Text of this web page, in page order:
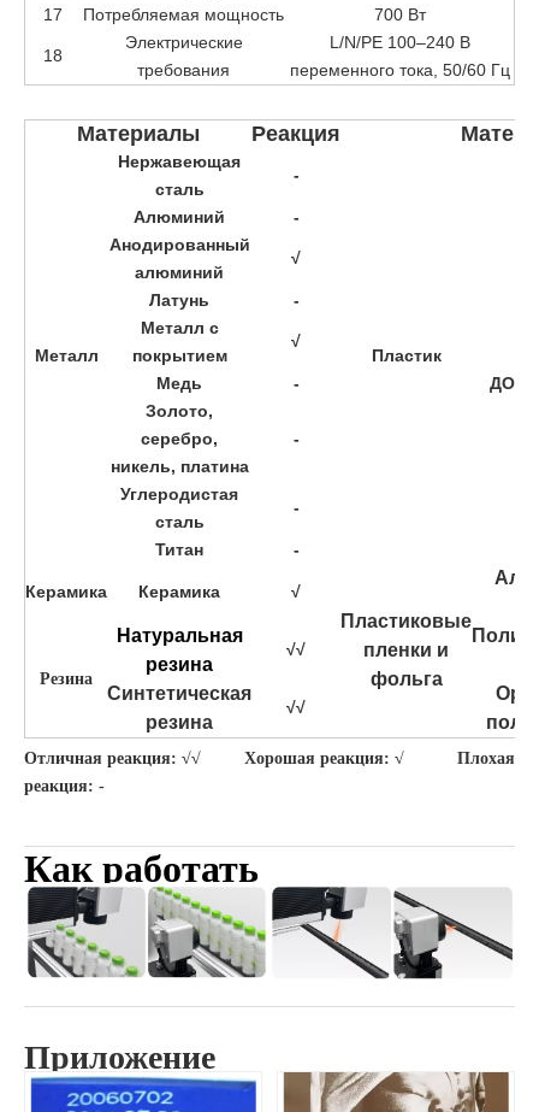
17
Потребляемая мощность 700 Вт
18
Электрические
требования
L/N/PE 100–240 В
переменного тока, 50/60 Гц
Материалы Реакция
Металл
Нержавеющая
сталь
-
Пластик
Алюминий
-
Анодированный
алюминий
√
Латунь
-
Металл с
покрытием
√
Медь -
Золото,
серебро,
никель, платина
-
Углеродистая
сталь
-
Титан -
Керамика Керамика √
Пластиковые
пленки и
фольга
Резина
Натуральная
резина
√√
Синтетическая
резина
√√
Отличная реакция: √√ Хорошая реакция: √ Плохая
реакция: -
Как работать
Приложение